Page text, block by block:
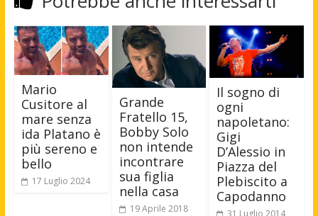
Mario
Cusitore al
mare senza
ida Platano è
più sereno e
bello
17 Luglio 2024
Grande
Fratello 15,
Bobby Solo
non intende
incontrare
sua figlia
nella casa
19 Aprile 2018
Il sogno di
ogni
napoletano:
Gigi
D’Alessio in
Piazza del
Plebiscito a
Capodanno
31 Luglio 2014